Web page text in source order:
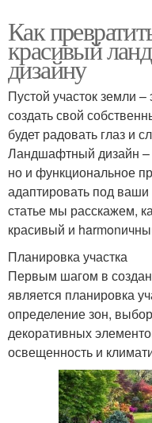
Как
красивый
дизайну
Пустой участок земли
создать свой
будет радовать глаз и
Ландшафтный дизайн –
но и функциональное
адаптировать под
статье мы расскажем,
красивый и
Планировка участка
Первым шагом в
является планировка
определение зон,
декоративных
освещенность и